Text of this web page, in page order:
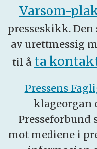
Varsom-
presseskikk.
av urettmessig
til å ta
Pressens
klageorgan
Presseforbund
mot mediene i